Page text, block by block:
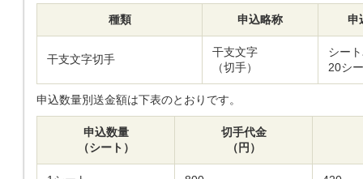
種類 申込略称 申
干支文字切手
干支文字
（切手）
シー
20シ
申込数量別送金額は下表のとおりです。
申込数量
（シート）
切手代金
（円）